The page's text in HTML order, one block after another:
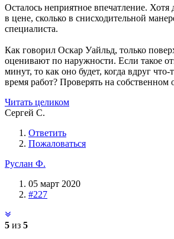
Осталось неприятное впечатление. Хотя
в цене, сколько в снисходительной
специалиста.
Как говорил Оскар Уайльд, только
оценивают по наружности. Если такое
минут, то как оно будет, когда вдруг что-
время работ? Проверять на собственном
Читать целиком
Сергей С.
Ответить
Пожаловаться
Руслан Ф.
05 март 2020
#227
5 из 5